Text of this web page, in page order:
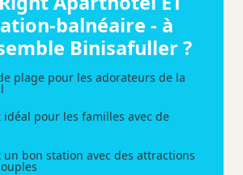
balnéaire - à
Binisafuller ?
plage pour les adorateurs de la
pour les familles avec de
bon station avec des attractions